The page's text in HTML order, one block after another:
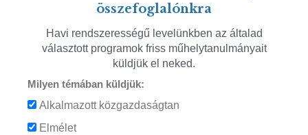
összefoglalónkra
Havi rendszerességű levelünkben az általad
választott programok friss műhelytanulmányait
küldjük el neked.
Milyen témában küldjük:
Alkalmazott közgazdaságtan
Elmélet